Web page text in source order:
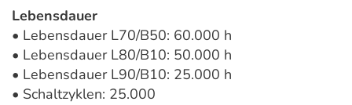
Lebensdauer
• Lebensdauer L70/B50: 60.000 h
• Lebensdauer L80/B10: 50.000 h
• Lebensdauer L90/B10: 25.000 h
• Schaltzyklen: 25.000